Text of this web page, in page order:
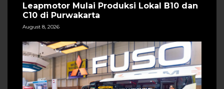
Leapmotor Mulai Produksi Lokal B10 dan
C10 di Purwakarta
August 8, 2026